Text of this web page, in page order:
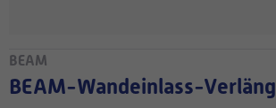
BEAM
BEAM-Wandeinlass-